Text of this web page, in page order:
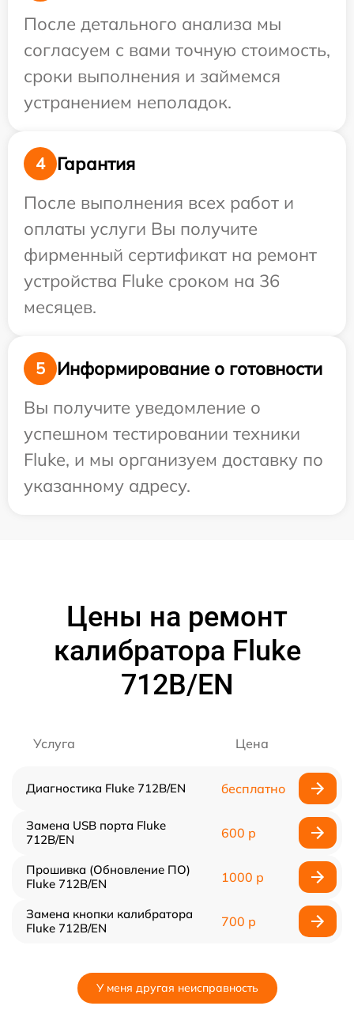
После детального анализа мы
согласуем с вами точную стоимость,
сроки выполнения и займемся
устранением неполадок.
4
Гарантия
После выполнения всех работ и
оплаты услуги Вы получите
фирменный сертификат на ремонт
устройства Fluke сроком на 36
месяцев.
5
Информирование о готовности
Вы получите уведомление о
успешном тестировании техники
Fluke, и мы организуем доставку по
указанному адресу.
Цены на ремонт
калибратора Fluke
712B/EN
Услуга Цена
Диагностика Fluke 712B/EN бесплатно
Замена USB порта Fluke
712B/EN
600 р
Прошивка (Обновление ПО)
Fluke 712B/EN
1000 р
Замена кнопки калибратора
Fluke 712B/EN
700 р
У меня другая неисправность